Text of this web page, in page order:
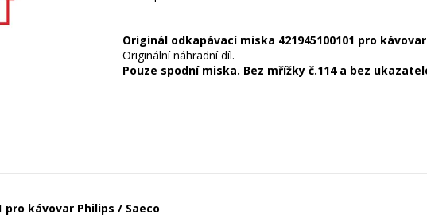
Originál odkapávací miska 421945100101 pro
Originální náhradní díl.
Pouze spodní miska. Bez mřížky č.114 a bez
pro kávovar Philips / Saeco